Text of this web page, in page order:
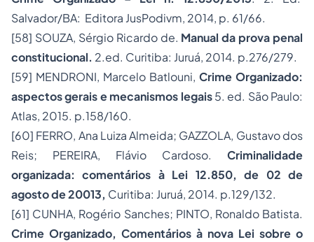
Salvador/BA: Editora JusPodivm, 2014, p. 61/66.
[58] SOUZA, Sérgio Ricardo de. Manual da prova penal
constitucional. 2.ed. Curitiba: Juruá, 2014. p.276/279.
[59] MENDRONI, Marcelo Batlouni, Crime Organizado:
aspectos gerais e mecanismos legais5. ed. São Paulo:
Atlas, 2015. p.158/160.
[60] FERRO, Ana Luiza Almeida; GAZZOLA, Gustavo dos
Reis; PEREIRA, Flávio Cardoso. Criminalidade
organizada: comentários à Lei 12.850, de 02 de
agosto de 20013, Curitiba: Juruá, 2014. p.129/132.
[61] CUNHA, Rogério Sanches; PINTO, Ronaldo Batista.
Crime Organizado, Comentários à nova Lei sobre o